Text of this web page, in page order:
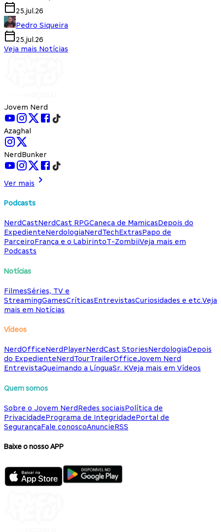
25.jul.26
Pedro Siqueira
25.jul.26
Veja mais Notícias
Jovem Nerd
Azaghal
NerdBunker
Ver mais
Podcasts
NerdCastNerdCast RPGCaneca de MamicasDepois do
ExpedienteNerdologiaNerdTechExtrasPapo de
ParceiroFrança e o LabirintoT-ZombiiVeja mais em
Podcasts
Notícias
FilmesSéries, TV e
StreamingGamesCríticasEntrevistasCuriosidades e etc.Veja
mais em Notícias
Vídeos
NerdOfficeNerdPlayerNerdCast StoriesNerdologiaDepois
do ExpedienteNerdTourTrailerOfficeJovem Nerd
EntrevistaQueimando a LínguaSr. KVeja mais em Vídeos
Quem somos
Sobre o Jovem NerdRedes sociaisPolítica de
PrivacidadePrograma de IntegridadePortal de
SegurançaFale conoscoAnuncieRSS
Baixe o nosso APP